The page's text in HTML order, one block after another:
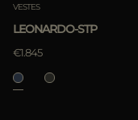
VESTES
LEONARDO-STP
€1.845